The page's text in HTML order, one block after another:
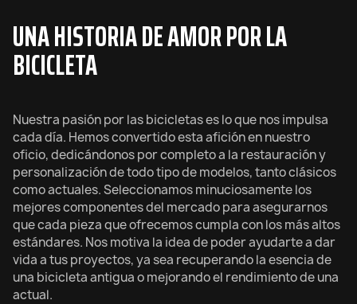
UNA HISTORIA DE AMOR POR LA
BICICLETA
Nuestra pasión por las bicicletas es lo que nos impulsa
cada día. Hemos convertido esta afición en nuestro
oficio, dedicándonos por completo a la restauración y
personalización de todo tipo de modelos, tanto clásicos
como actuales. Seleccionamos minuciosamente los
mejores componentes del mercado para asegurarnos
que cada pieza que ofrecemos cumpla con los más altos
estándares. Nos motiva la idea de poder ayudarte a dar
vida a tus proyectos, ya sea recuperando la esencia de
una bicicleta antigua o mejorando el rendimiento de una
actual.